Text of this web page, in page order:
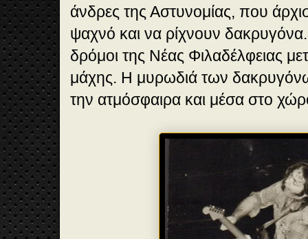
άνδρες της Αστυνομίας, που
ψαχνό και να ρίχνουν
δρόμοι της Νέας Φιλαδέλφειας
μάχης. Η μυρωδιά των
την ατμόσφαιρα και μέσα στο